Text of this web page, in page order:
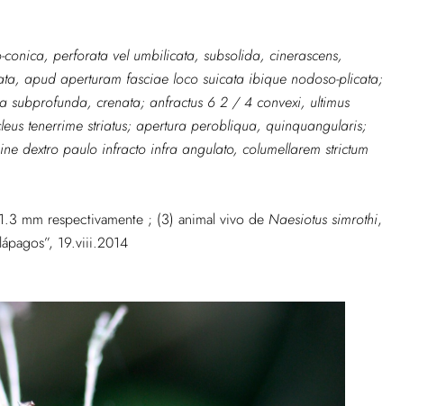
conica, perforata vel umbilicata, subsolida, cinerascens,
apud aperturam fasciae loco suicata ibique nodoso-plicata;
subprofunda, crenata; anfractus 6 2 / 4 convexi, ultimus
tenerrime striatus; apertura perobliqua, quinquangularis;
dextro paulo infracto infra angulato, columellarem strictum
mm respectivamente ; (3) animal vivo de Naesiotus simrothi,
19.viii.2014